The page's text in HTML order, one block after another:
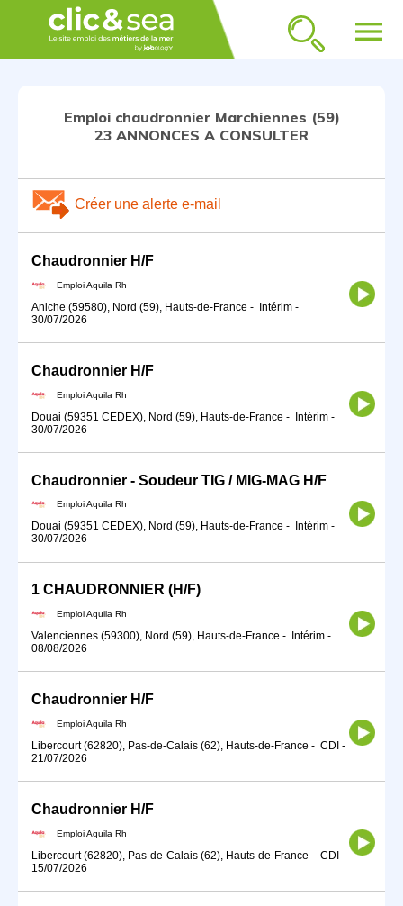
menu
Emploi chaudronnier Marchiennes (59)
23 ANNONCES A CONSULTER
Créer une alerte e-mail
Chaudronnier H/F
Emploi Aquila Rh
Aniche (59580), Nord (59), Hauts-de-France - Intérim -
30/07/2026
Chaudronnier H/F
Emploi Aquila Rh
Douai (59351 CEDEX), Nord (59), Hauts-de-France - Intérim -
30/07/2026
Chaudronnier - Soudeur TIG / MIG-MAG H/F
Emploi Aquila Rh
Douai (59351 CEDEX), Nord (59), Hauts-de-France - Intérim -
30/07/2026
1 CHAUDRONNIER (H/F)
Emploi Aquila Rh
Valenciennes (59300), Nord (59), Hauts-de-France - Intérim -
08/08/2026
Chaudronnier H/F
Emploi Aquila Rh
Libercourt (62820), Pas-de-Calais (62), Hauts-de-France - CDI -
21/07/2026
Chaudronnier H/F
Emploi Aquila Rh
Libercourt (62820), Pas-de-Calais (62), Hauts-de-France - CDI -
15/07/2026